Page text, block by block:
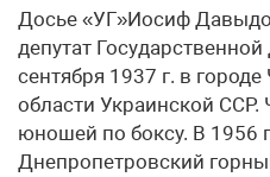
Досье «УГ»Иосиф
депутат
сентября 1937 г. в
области Украинской
юношей по боксу. В 1956
Днепропетровский